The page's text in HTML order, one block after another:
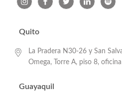
Quito
La Pradera N30-26 y San
Omega, Torre A, piso 8,
Guayaquil